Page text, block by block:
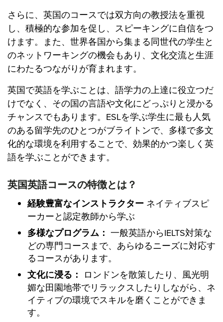
さらに、英国のコースでは双方向の教授法を重視
し、積極的な参加を促し、スピーキングに自信をつ
けます。また、世界各国から集まる同世代の学生と
のネットワーキングの機会もあり、文化交流と生涯
にわたるつながりが育まれます。
英国で英語を学ぶことは、語学力の上達に役立つだ
けでなく、その国の言語や文化にどっぷりと浸かる
チャンスでもあります。ESLを学ぶ学生に最も人気
のある留学先のひとつがブライトンで、多様で多文
化的な環境を利用することで、効果的かつ楽しく英
語を学ぶことができます。
英国英語コースの特徴とは？
経験豊富なインストラクター ネイティブスピ
ーカーと認定教師から学ぶ
多様なプログラム： 一般英語からIELTS対策な
どの専門コースまで、あらゆるニーズに対応す
るコースがあります。
文化に浸る： ロンドンを散策したり、風光明
媚な田園地帯でリラックスしたりしながら、ネ
イティブの環境でスキルを磨くことができま
す。